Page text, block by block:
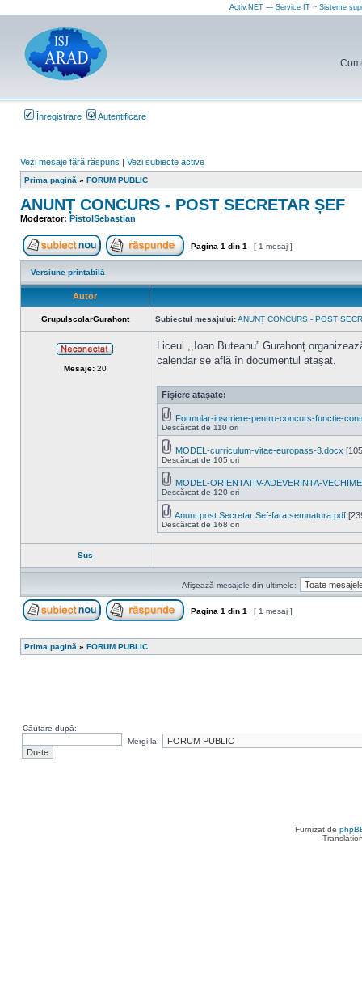
Activ.NET — Service IT ~ Sisteme
Înregistrare Autentificare
Vezi mesaje fără răspuns | Vezi subiecte active
Prima pagină » FORUM PUBLIC
ANUNȚ CONCURS - POST SECRETAR ȘEF
Moderator: PistolSebastian
Scrie un subiect nou Răspunde la subiect
Pagina 1 din 1 [ 1 mesaj ]
Versiune printabilă
Autor
GrupulscolarGurahont Subiectul mesajului:ANUNȚ CONCURS - POST
Mesaje:20
Liceul ,,Ioan Buteanu” Gurahonț
calendar se află în documentul atașat.
Fişiere ataşate:
Formular-inscriere-pentru-concurs-functie-
Descărcat de 110 ori
MODEL-curriculum-vitae-europass-3.docx
Descărcat de 105 ori
MODEL-ORIENTATIV-ADEVERINTA-
Descărcat de 120 ori
Anunt post Secretar Sef-fara semnatura.pdf
Descărcat de 168 ori
Sus
Afişează mesajele din ultimele:
Pagina 1 din 1 [ 1 mesaj ]
Prima pagină » FORUM PUBLIC
Căutare după:
Mergi la:
Furnizat de